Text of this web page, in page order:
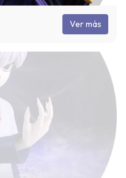
Ver más